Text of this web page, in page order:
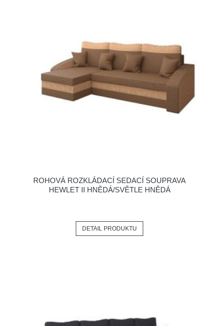
ROHOVÁ ROZKLÁDACÍ SEDACÍ SOUPRAVA
HEWLET II HNĚDÁ/SVĚTLE HNĚDÁ
DETAIL PRODUKTU